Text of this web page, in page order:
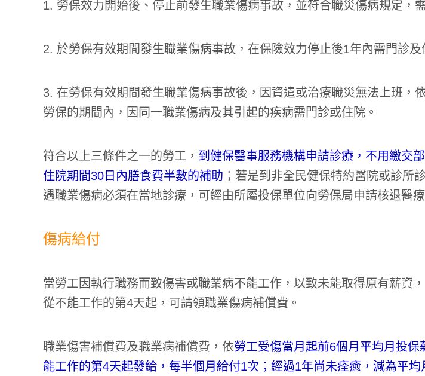
1. 勞保效力開始後、停止前發生職業傷病事故，並符合職災傷病規定，
2. 於勞保有效期間發生職業傷病事故，在保險效力停止後1年內需門診及
3. 在勞保有效期間發生職業傷病事故後，因資遣或治療職災無法上班，
勞保的期間內，因同一職業傷病及其引起的疾病需門診或住院。
符合以上三條件之一的勞工， 到健保醫事服務機構申請診療，不用繳交
住院期間30日內膳食費半數的補助 ；若是到非全民健保特約醫院或診所
遇職業傷病必須在當地診療，可經由所屬投保單位向勞保局申請核退醫療
傷病給付
當勞工因執行職務而致傷害或職業病不能工作，以致未能取得原有薪資
從不能工作的第4天起，可請領職業傷病補償費。
職業傷害補償費及職業病補償費，依勞工受傷當月起前6個月平均月投保
能工作的第4天起發給，每半個月給付1次；經過1年尚未痊癒，減為平均